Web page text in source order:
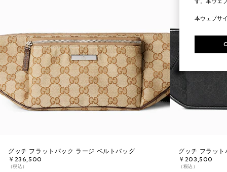
グッチ フラットパック ラージ ベルトバッグ
￥236,500
（税込）
グッチ フラッ
￥203,500
（税込）
本ウェブサ